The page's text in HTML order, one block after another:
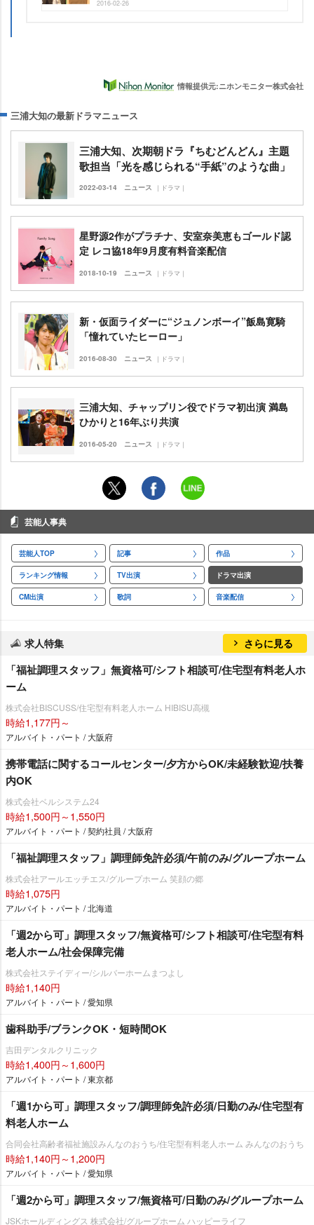
2016-02-26
情報提供元:ニホンモニター株式会社
三浦大知の最新ドラマニュース
三浦大知、次期朝ドラ『ちむどんどん』主題
歌担当「光を感じられる“手紙”のような曲」
2022-03-14 ニュース ｜ドラマ｜
星野源2作がプラチナ、安室奈美恵もゴールド認
定 レコ協18年9月度有料音楽配信
2018-10-19 ニュース ｜ドラマ｜
新・仮面ライダーに“ジュノンボーイ”飯島寛騎
「憧れていたヒーロー」
2016-08-30 ニュース ｜ドラマ｜
三浦大知、チャップリン役でドラマ初出演 満島
ひかりと16年ぶり共演
2016-05-20 ニュース ｜ドラマ｜
芸能人事典
芸能人TOP 記事 作品
ランキング情報 TV出演 ドラマ出演
CM出演 歌詞 音楽配信
求人特集 さらに見る
「福祉調理スタッフ」無資格可/シフト相談可/住宅型有料老人ホ
ーム
株式会社BISCUSS/住宅型有料老人ホーム HIBISU高槻
時給1,177円～
アルバイト・パート / 大阪府
携帯電話に関するコールセンター/夕方からOK/未経験歓迎/扶養
内OK
株式会社ベルシステム24
時給1,500円～1,550円
アルバイト・パート / 契約社員 / 大阪府
「福祉調理スタッフ」調理師免許必須/午前のみ/グループホーム
株式会社アールエッチエス/グループホーム 笑顔の郷
時給1,075円
アルバイト・パート / 北海道
「週2から可」調理スタッフ/無資格可/シフト相談可/住宅型有料
老人ホーム/社会保障完備
株式会社ステイディー/シルバーホームまつよし
時給1,140円
アルバイト・パート / 愛知県
歯科助手/ブランクOK・短時間OK
吉田デンタルクリニック
時給1,400円～1,600円
アルバイト・パート / 東京都
「週1から可」調理スタッフ/調理師免許必須/日勤のみ/住宅型有
料老人ホーム
合同会社高齢者福祉施設みんなのおうち/住宅型有料老人ホーム みんなのおうち
時給1,140円～1,200円
アルバイト・パート / 愛知県
「週2から可」調理スタッフ/無資格可/日勤のみ/グループホーム
JSKホールディングス 株式会社/グループホーム ハッピーライフ